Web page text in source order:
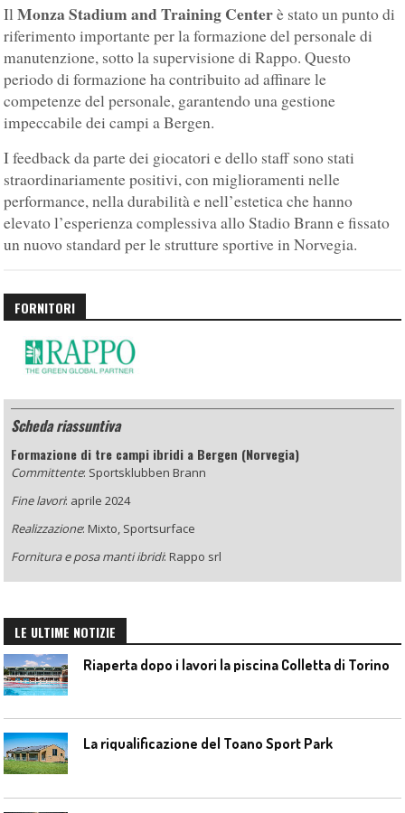
IlMonza Stadium and Training Centerè stato un punto di
riferimento importante per la formazione del personale di
manutenzione, sotto la supervisione di Rappo. Questo
periodo di formazione ha contribuito ad affinare le
competenze del personale, garantendo una gestione
impeccabile dei campi a Bergen.
I feedback da parte dei giocatori e dello staff sono stati
straordinariamente positivi, con miglioramenti nelle
performance, nella durabilità e nell’estetica che hanno
elevato l’esperienza complessiva allo Stadio Brann e fissato
un nuovo standard per le strutture sportive in Norvegia.
FORNITORI
Scheda riassuntiva
Formazione di tre campi ibridi a Bergen (Norvegia)
Committente: Sportsklubben Brann
Fine lavori: aprile 2024
Realizzazione: Mixto, Sportsurface
Fornitura e posa manti ibridi: Rappo srl
LE ULTIME NOTIZIE
Riaperta dopo i lavori la piscina Colletta di Torino
La riqualificazione del Toano Sport Park